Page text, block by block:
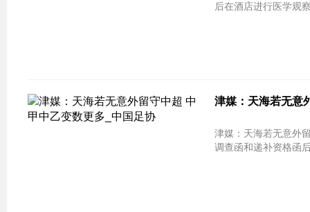
后在酒店进行医学观
津媒：天海若无意
津媒：天海若无意外
调查函和递补资格函